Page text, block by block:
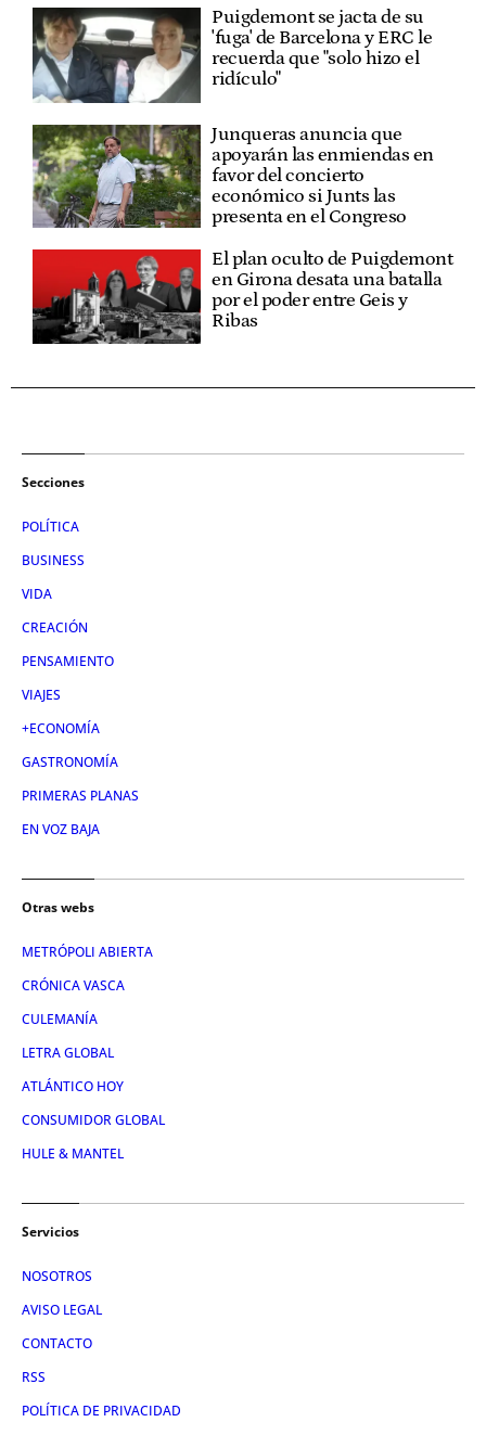
Puigdemont se jacta de su
'fuga' de Barcelona y ERC le
recuerda que "solo hizo el
ridículo"
Junqueras anuncia que
apoyarán las enmiendas en
favor del concierto
económico si Junts las
presenta en el Congreso
El plan oculto de Puigdemont
en Girona desata una batalla
por el poder entre Geis y
Ribas
Secciones
POLÍTICA
BUSINESS
VIDA
CREACIÓN
PENSAMIENTO
VIAJES
+ECONOMÍA
GASTRONOMÍA
PRIMERAS PLANAS
EN VOZ BAJA
Otras webs
METRÓPOLI ABIERTA
CRÓNICA VASCA
CULEMANÍA
LETRA GLOBAL
ATLÁNTICO HOY
CONSUMIDOR GLOBAL
HULE & MANTEL
Servicios
NOSOTROS
AVISO LEGAL
CONTACTO
RSS
POLÍTICA DE PRIVACIDAD